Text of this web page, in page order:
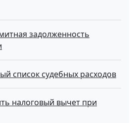
задолженность
список судебных расходов
налоговый вычет при